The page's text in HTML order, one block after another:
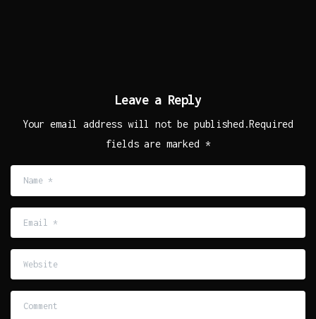
Leave a Reply
Your email address will not be published.Required
fields are marked *
*
Website